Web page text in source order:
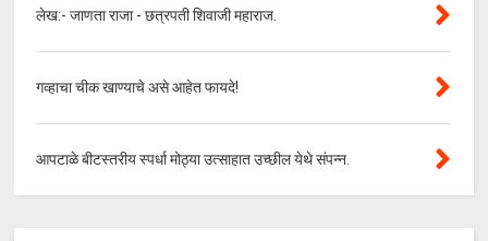
लेख:- जाणता राजा - छत्रपती शिवाजी महाराज.
गव्हाचा चीक खाण्याचे असे आहेत फायदे!
आपटाळे बीटस्तरीय स्पर्धा मोठ्या उत्साहात उच्छील येथे संपन्न.